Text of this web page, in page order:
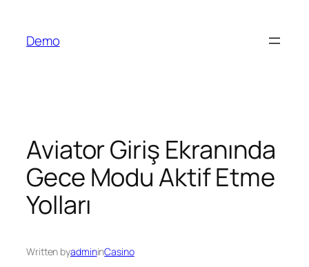
Demo
Aviator Giriş Ekranında
Gece Modu Aktif Etme
Yolları
Written byadmininCasino